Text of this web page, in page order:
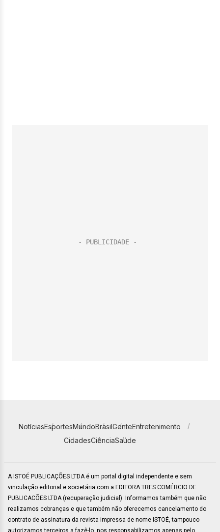
NotíciasEsportesMundoBrasilGenteEntretenimento
CidadesCiênciaSaúde
A ISTOÉ PUBLICAÇÕES LTDA é um portal digital independente e sem
vinculação editorial e societária com a EDITORA TRES COMÉRCIO DE
PUBLICACÕES LTDA (recuperação judicial). Informamos também que não
realizamos cobranças e que também não oferecemos cancelamento do
contrato de assinatura da revista impressa de nome ISTOÉ, tampouco
autorizamos terceiros a fazê-lo, nos responsabilizamos apenas pelo